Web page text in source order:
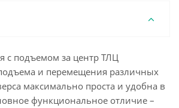
с подъемом за центр ТЛЦ
и перемещения различных
максимально проста и удобна в
функциональное отличие –